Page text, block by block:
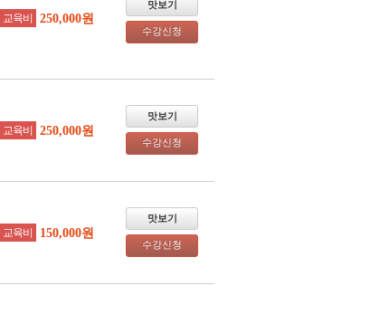
교육비 250,000원
맛보기
수강신청
교육비 250,000원
맛보기
수강신청
교육비 150,000원
맛보기
수강신청